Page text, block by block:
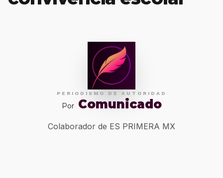
PERIODISMO DE AUTORIDAD
Por Comunicado
Colaborador de ES PRIMERA MX